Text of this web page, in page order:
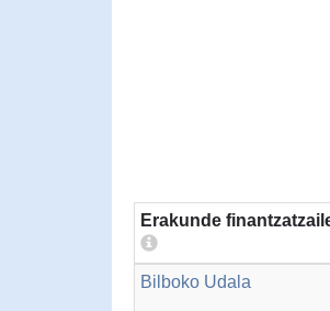
Erakunde
Bilboko Udala